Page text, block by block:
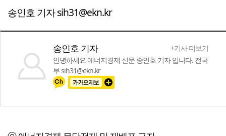
송인호 기자 sih31@ekn.kr
송인호 기자
+기사 더보기
안녕하세요 에너지경제 신문 송인호 기자 입니다. 전국
부 sih31@ekn.kr